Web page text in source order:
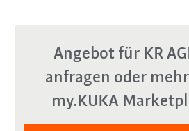
Angebot für KR
anfragen oder
my.KUKA